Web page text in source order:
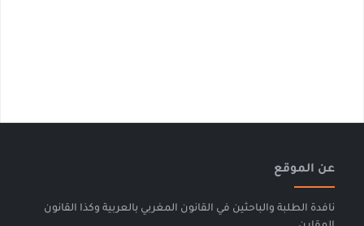
عن الموقع
نافدة الطلبة والباحثين في القانون المغربي بالعربية وكذا القانون